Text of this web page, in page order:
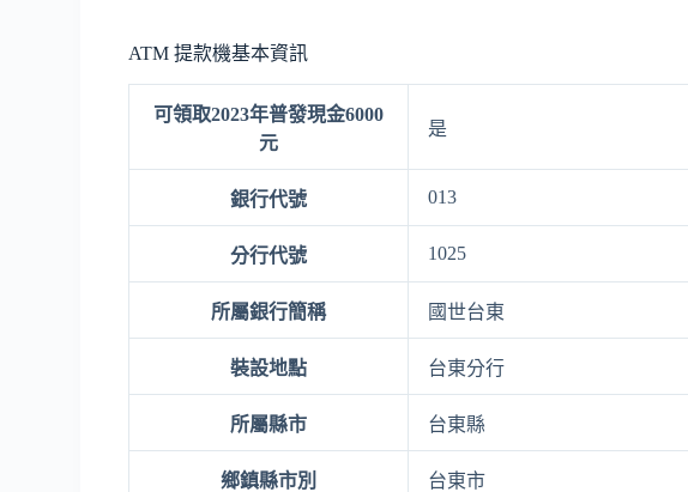
ATM 提款機基本資訊
可領取2023年普發現金6000
元
是
銀行代號 013
分行代號 1025
所屬銀行簡稱 國世台東
裝設地點 台東分行
所屬縣市 台東縣
鄉鎮縣市別 台東市